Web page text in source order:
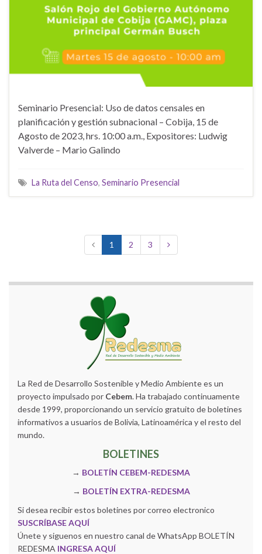
Seminario Presencial: Uso de datos censales en
planificación y gestión subnacional – Cobija, 15 de
Agosto de 2023, hrs. 10:00 a.m., Expositores: Ludwig
Valverde – Mario Galindo
La Ruta del Censo, Seminario Presencial
1 2 3
La Red de Desarrollo Sostenible y Medio Ambiente es un
proyecto impulsado por Cebem. Ha trabajado continuamente
desde 1999, proporcionando un servicio gratuito de boletines
informativos a usuarios de Bolivia, Latinoamérica y el resto del
mundo.
BOLETINES
→ BOLETÍN CEBEM-REDESMA
→ BOLETÍN EXTRA-REDESMA
Si desea recibir estos boletines por correo electronico
SUSCRÍBASE AQUÍ
Únete y siguenos en nuestro canal de WhatsApp BOLETÍN
REDESMA INGRESA AQUÍ